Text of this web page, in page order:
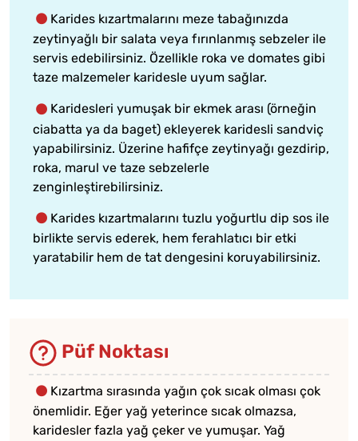
Karides kızartmalarını meze tabağınızda
zeytinyağlı bir salata veya fırınlanmış sebzeler ile
servis edebilirsiniz. Özellikle roka ve domates gibi
taze malzemeler karidesle uyum sağlar.
Karidesleri yumuşak bir ekmek arası (örneğin
ciabatta ya da baget) ekleyerek karidesli sandviç
yapabilirsiniz. Üzerine hafifçe zeytinyağı gezdirip,
roka, marul ve taze sebzelerle
zenginleştirebilirsiniz.
Karides kızartmalarını tuzlu yoğurtlu dip sos ile
birlikte servis ederek, hem ferahlatıcı bir etki
yaratabilir hem de tat dengesini koruyabilirsiniz.
Püf Noktası
Kızartma sırasında yağın çok sıcak olması çok
önemlidir. Eğer yağ yeterince sıcak olmazsa,
karidesler fazla yağ çeker ve yumuşar. Yağ